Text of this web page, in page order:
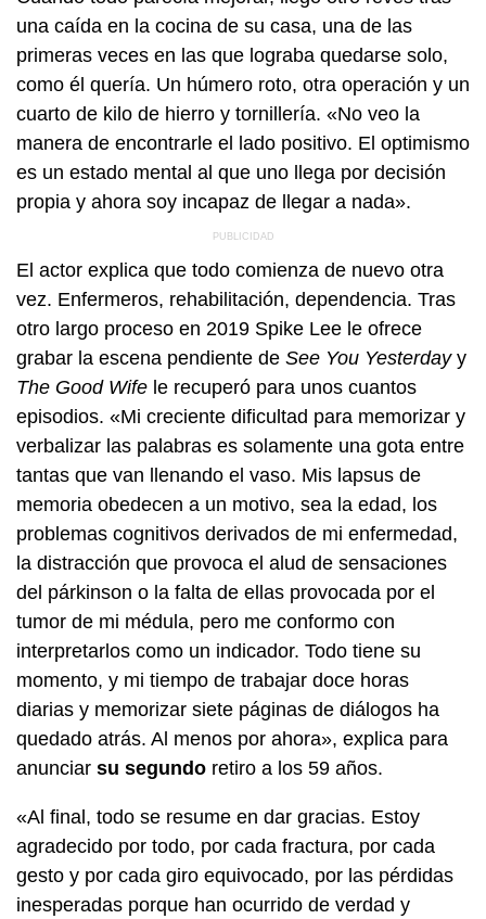
una caída en la cocina de su casa, una de las
primeras veces en las que lograba quedarse solo,
como él quería. Un húmero roto, otra operación y un
cuarto de kilo de hierro y tornillería. «No veo la
manera de encontrarle el lado positivo. El optimismo
es un estado mental al que uno llega por decisión
propia y ahora soy incapaz de llegar a nada».
El actor explica que todo comienza de nuevo otra
vez. Enfermeros, rehabilitación, dependencia. Tras
otro largo proceso en 2019 Spike Lee le ofrece
grabar la escena pendiente de See You Yesterday y
The Good Wife le recuperó para unos cuantos
episodios. «Mi creciente dificultad para memorizar y
verbalizar las palabras es solamente una gota entre
tantas que van llenando el vaso. Mis lapsus de
memoria obedecen a un motivo, sea la edad, los
problemas cognitivos derivados de mi enfermedad,
la distracción que provoca el alud de sensaciones
del párkinson o la falta de ellas provocada por el
tumor de mi médula, pero me conformo con
interpretarlos como un indicador. Todo tiene su
momento, y mi tiempo de trabajar doce horas
diarias y memorizar siete páginas de diálogos ha
quedado atrás. Al menos por ahora», explica para
anunciar su segundo retiro a los 59 años.
«Al final, todo se resume en dar gracias. Estoy
agradecido por todo, por cada fractura, por cada
gesto y por cada giro equivocado, por las pérdidas
inesperadas porque han ocurrido de verdad y